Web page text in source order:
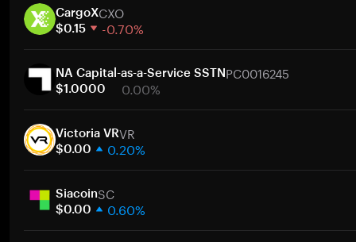
30 天
市值
CargoXCXO
$0.15 -0.70%
30 天
市值
NA Capital-as-a-Service SSTNPC0016245
$1.0000 0.00%
30 天
市值
Victoria VRVR
$0.00 0.20%
30 天
市值
SiacoinSC
$0.00 0.60%